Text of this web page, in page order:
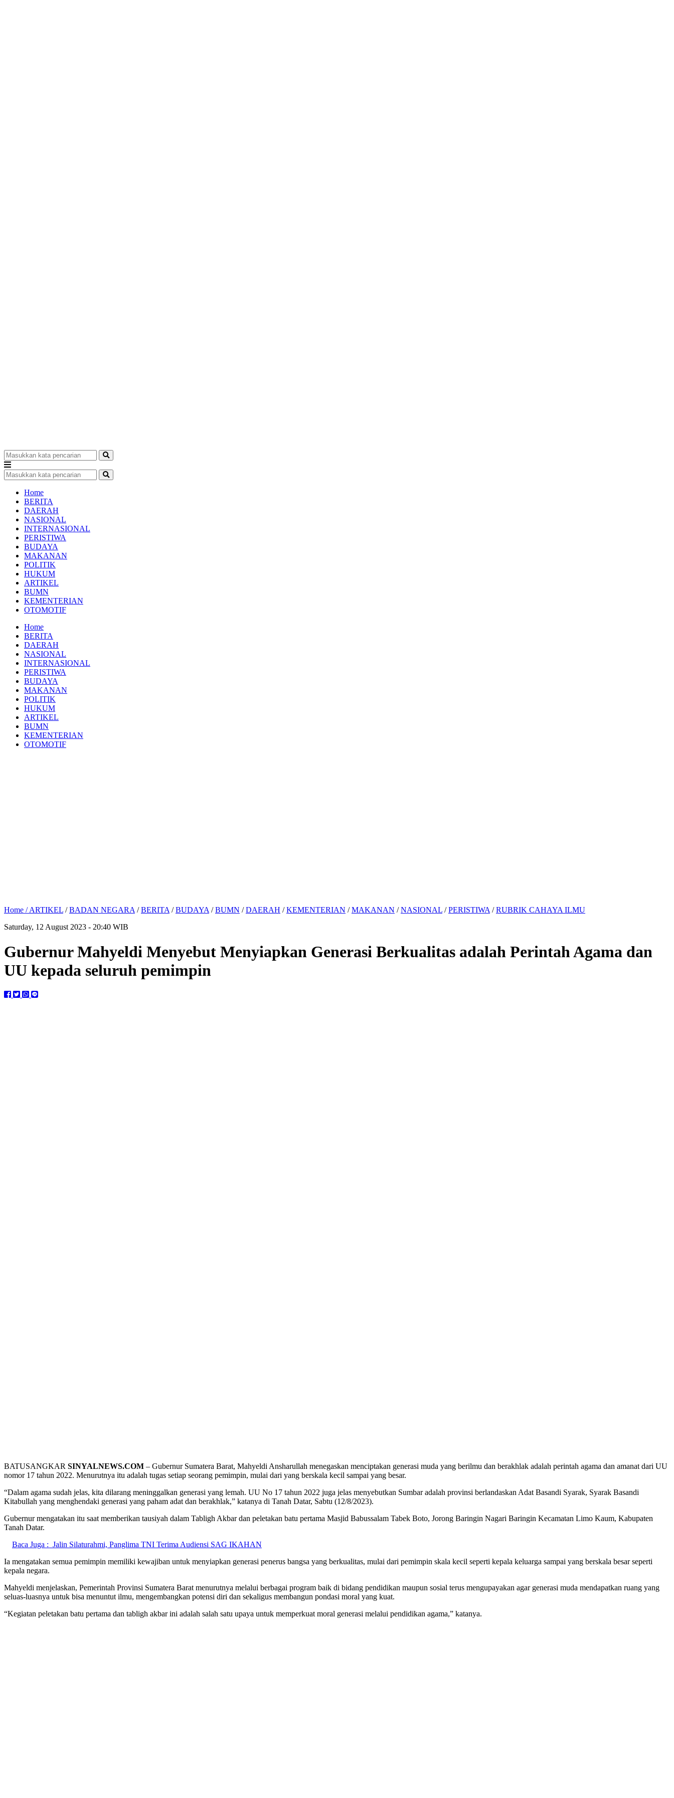
Home
BERITA
DAERAH
NASIONAL
INTERNASIONAL
PERISTIWA
BUDAYA
MAKANAN
POLITIK
HUKUM
ARTIKEL
BUMN
KEMENTERIAN
OTOMOTIF
Home
BERITA
DAERAH
NASIONAL
INTERNASIONAL
PERISTIWA
BUDAYA
MAKANAN
POLITIK
HUKUM
ARTIKEL
BUMN
KEMENTERIAN
OTOMOTIF
Home /ARTIKEL /BADAN NEGARA /BERITA /BUDAYA /BUMN /DAERAH /KEMENTERIAN /MAKANAN /NASIONAL /PERISTIWA /RUBRIK CAHAYA ILMU
Saturday, 12 August 2023 - 20:40 WIB
Gubernur Mahyeldi Menyebut Menyiapkan Generasi Berkualitas adalah Perintah Agama dan
UU kepada seluruh pemimpin
BATUSANGKAR SINYALNEWS.COM – Gubernur Sumatera Barat, Mahyeldi Ansharullah menegaskan menciptakan generasi muda yang berilmu dan berakhlak adalah perintah agama dan amanat dari UU
nomor 17 tahun 2022. Menurutnya itu adalah tugas setiap seorang pemimpin, mulai dari yang berskala kecil sampai yang besar.
“Dalam agama sudah jelas, kita dilarang meninggalkan generasi yang lemah. UU No 17 tahun 2022 juga jelas menyebutkan Sumbar adalah provinsi berlandaskan Adat Basandi Syarak, Syarak Basandi
Kitabullah yang menghendaki generasi yang paham adat dan berakhlak,” katanya di Tanah Datar, Sabtu (12/8/2023).
Gubernur mengatakan itu saat memberikan tausiyah dalam Tabligh Akbar dan peletakan batu pertama Masjid Babussalam Tabek Boto, Jorong Baringin Nagari Baringin Kecamatan Limo Kaum, Kabupaten
Tanah Datar.
Baca Juga : Jalin Silaturahmi, Panglima TNI Terima Audiensi SAG IKAHAN
Ia mengatakan semua pemimpin memiliki kewajiban untuk menyiapkan generasi penerus bangsa yang berkualitas, mulai dari pemimpin skala kecil seperti kepala keluarga sampai yang berskala besar seperti
kepala negara.
Mahyeldi menjelaskan, Pemerintah Provinsi Sumatera Barat menurutnya melalui berbagai program baik di bidang pendidikan maupun sosial terus mengupayakan agar generasi muda mendapatkan ruang yang
seluas-luasnya untuk bisa menuntut ilmu, mengembangkan potensi diri dan sekaligus membangun pondasi moral yang kuat.
“Kegiatan peletakan batu pertama dan tabligh akbar ini adalah salah satu upaya untuk memperkuat moral generasi melalui pendidikan agama,” katanya.